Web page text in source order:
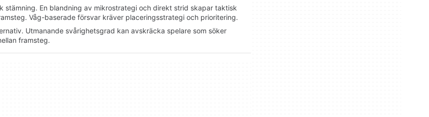
En blandning av mikrostrategi och direkt strid skapar taktisk
Våg-baserade försvar kräver placeringsstrategi och prioritering.
Utmanande svårighetsgrad kan avskräcka spelare som söker
framsteg.